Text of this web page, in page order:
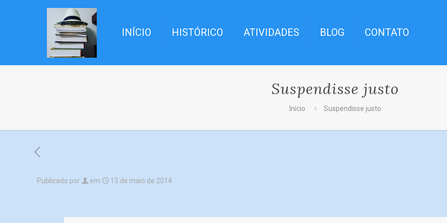
INÍCIO HISTÓRICO ATIVIDADES BLOG CONTATO
Suspendisse justo
Início Suspendisse justo
Publicado por em 13 de maio de 2014